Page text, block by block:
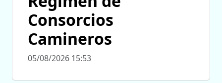
Consorcios
Camineros
05/08/2026 15:53